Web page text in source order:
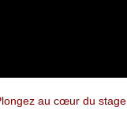
au cœur du stage